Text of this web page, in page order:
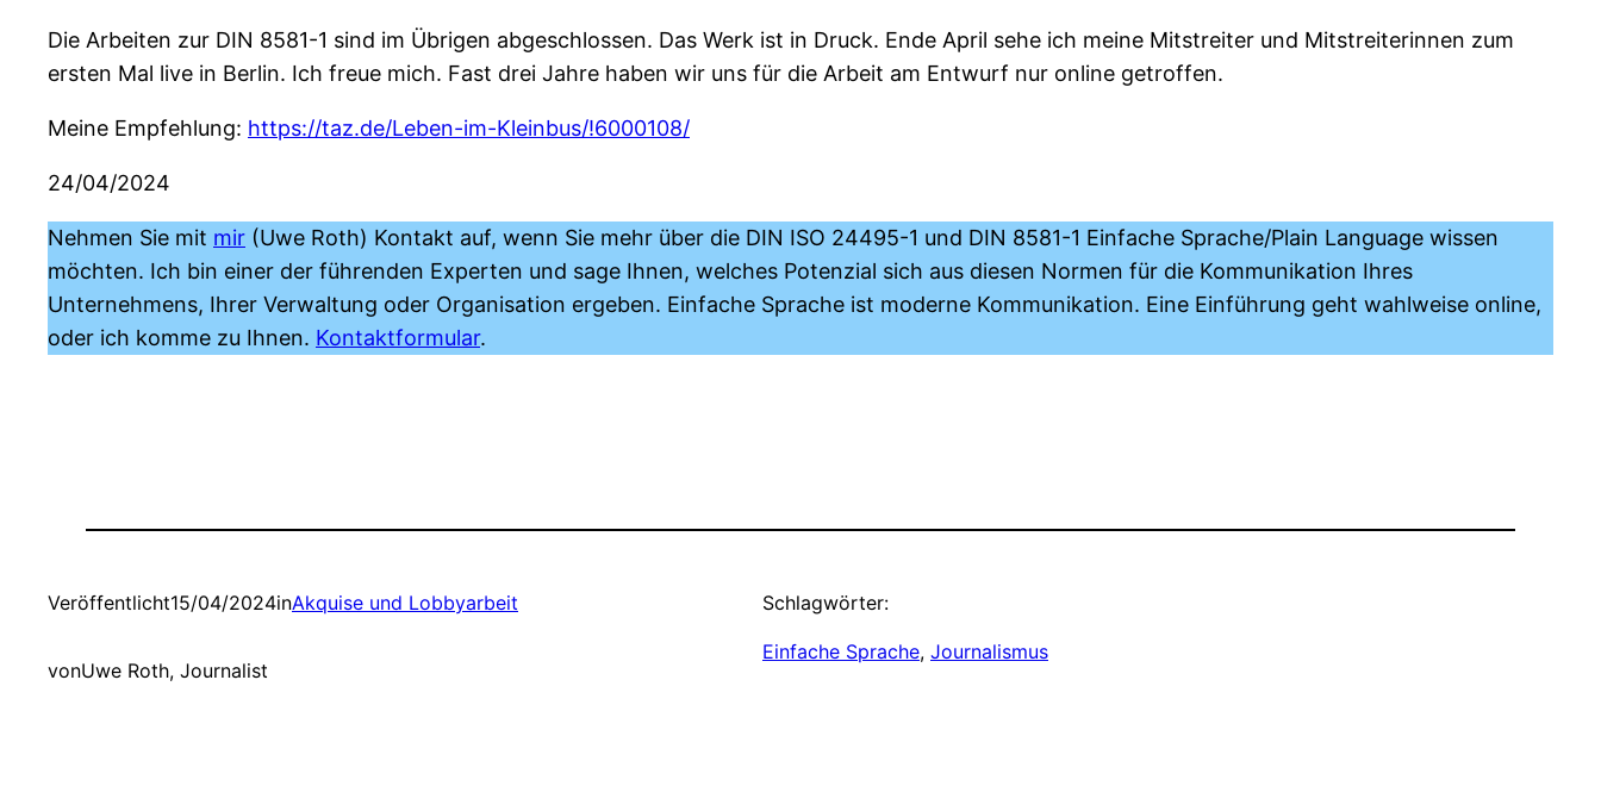
Die Arbeiten zur DIN 8581-1 sind im Übrigen abgeschlossen. Das Werk ist in Druck. Ende April sehe ich meine Mitstreiter und Mitstreiterinnen zum
ersten Mal live in Berlin. Ich freue mich. Fast drei Jahre haben wir uns für die Arbeit am Entwurf nur online getroffen.
Meine Empfehlung: https://taz.de/Leben-im-Kleinbus/!6000108/
24/04/2024
Nehmen Sie mit mir (Uwe Roth) Kontakt auf, wenn Sie mehr über die DIN ISO 24495-1 und DIN 8581-1 Einfache Sprache/Plain Language wissen
möchten. Ich bin einer der führenden Experten und sage Ihnen, welches Potenzial sich aus diesen Normen für die Kommunikation Ihres
Unternehmens, Ihrer Verwaltung oder Organisation ergeben. Einfache Sprache ist moderne Kommunikation. Eine Einführung geht wahlweise online,
oder ich komme zu Ihnen. Kontaktformular.
Veröffentlicht15/04/2024inAkquise und Lobbyarbeit
vonUwe Roth, Journalist
Schlagwörter:
Einfache Sprache, Journalismus